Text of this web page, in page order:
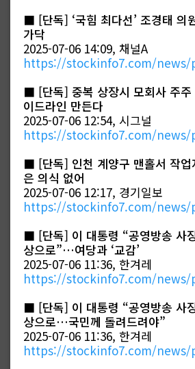
■ [단독] ‘국힘 최다선’ 조경태 의
가닥
2025-07-06 14:09, 채널A
https://stockinfo7.com/news/
■ [단독] 중복 상장시 모회사 주
이드라인 만든다
2025-07-06 12:54, 시그널
https://stockinfo7.com/news/
■ [단독] 인천 계양구 맨홀서 작
은 의식 없어
2025-07-06 12:17, 경기일보
https://stockinfo7.com/news/
■ [단독] 이 대통령 “공영방송 사
상으로”…여당과 ‘교감’
2025-07-06 11:36, 한겨레
https://stockinfo7.com/news/
■ [단독] 이 대통령 “공영방송 사
상으로…국민께 돌려드려야”
2025-07-06 11:36, 한겨레
https://stockinfo7.com/news/